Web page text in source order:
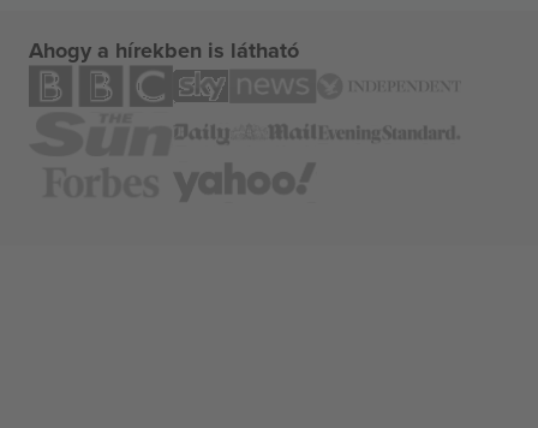
Ahogy a hírekben is látható